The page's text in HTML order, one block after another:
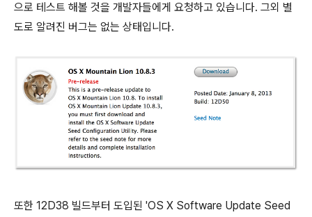
으로 테스트 해볼 것을 개발자들에게 요청하고 있습니다. 그외 별
도로 알려진 버그는 없는 상태입니다.
또한 12D38 빌드부터 도입된 'OS X Software Update Seed